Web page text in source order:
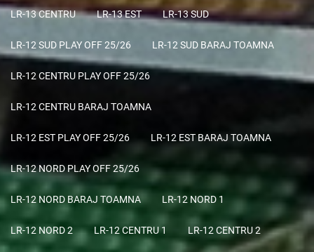
LR-13 CENTRU LR-13 EST LR-13 SUD
LR-12 SUD PLAY OFF 25/26 LR-12 SUD BARAJ TOAMNA
LR-12 CENTRU PLAY OFF 25/26
LR-12 CENTRU BARAJ TOAMNA
LR-12 EST PLAY OFF 25/26 LR-12 EST BARAJ TOAMNA
LR-12 NORD PLAY OFF 25/26
LR-12 NORD BARAJ TOAMNA LR-12 NORD 1
LR-12 NORD 2 LR-12 CENTRU 1 LR-12 CENTRU 2